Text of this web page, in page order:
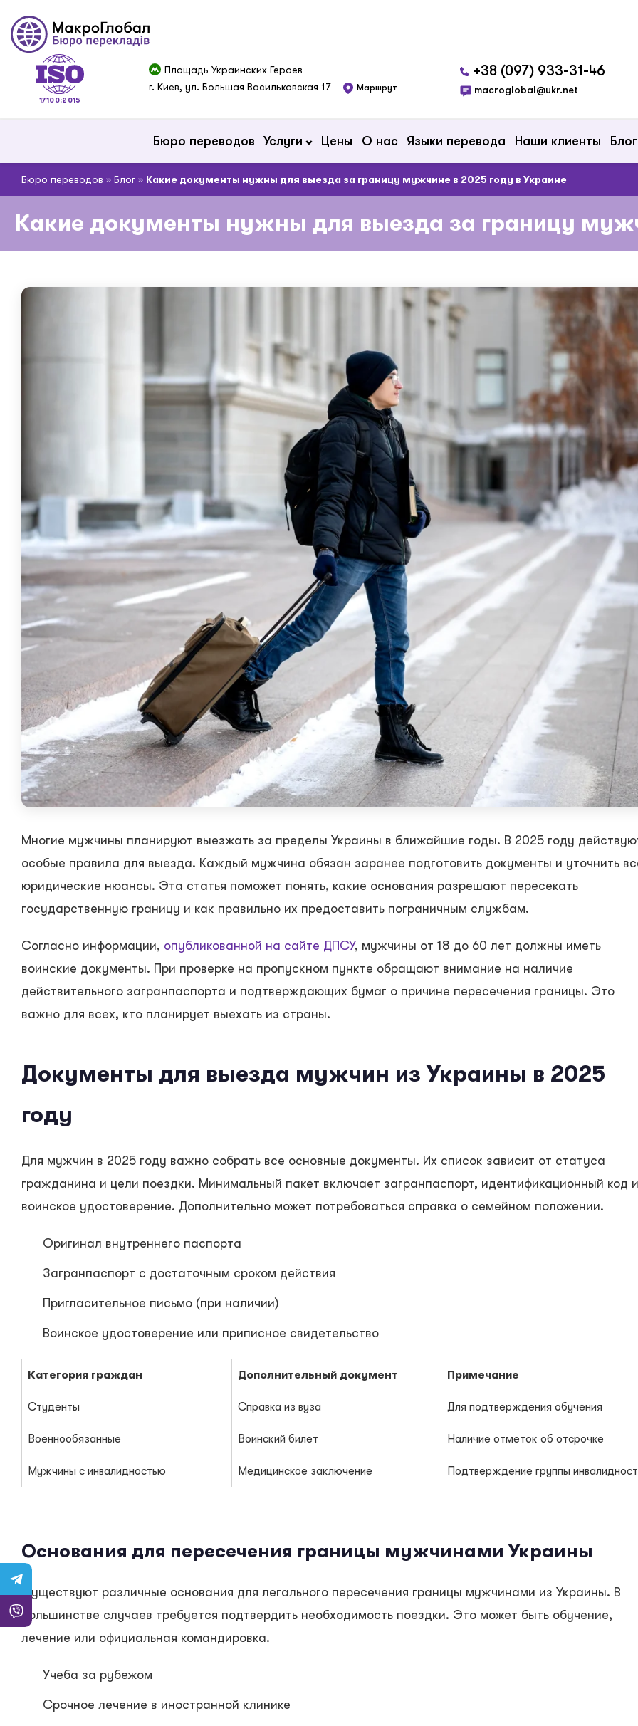
17100:2015
Площадь Украинских Героев
г. Киев, ул. Большая Васильковская 17
Маршрут
+38 (097) 933-31-46
macroglobal@ukr.net
Бюро переводов Услуги Цены О нас Языки перевода Наши клиенты Блог
Бюро переводов » Блог » Какие документы нужны для выезда за границу мужчине в 2025 году в Украине
Какие документы нужны для выезда за границу
Многие мужчины планируют выезжать за пределы Украины в ближайшие годы. В 2025 году
особые правила для выезда. Каждый мужчина обязан заранее подготовить документы и уточнить
юридические нюансы. Эта статья поможет понять, какие основания разрешают пересекать
государственную границу и как правильно их предоставить пограничным службам.
Согласно информации, опубликованной на сайте ДПСУ, мужчины от 18 до 60 лет должны иметь
воинские документы. При проверке на пропускном пункте обращают внимание на наличие
действительного загранпаспорта и подтверждающих бумаг о причине пересечения границы. Это
важно для всех, кто планирует выехать из страны.
Документы для выезда мужчин из Украины в 2025
году
Для мужчин в 2025 году важно собрать все основные документы. Их список зависит от статуса
гражданина и цели поездки. Минимальный пакет включает загранпаспорт, идентификационный код и
воинское удостоверение. Дополнительно может потребоваться справка о семейном положении.
Оригинал внутреннего паспорта
Загранпаспорт с достаточным сроком действия
Пригласительное письмо (при наличии)
Воинское удостоверение или приписное свидетельство
Категория граждан Дополнительный документ Примечание
Студенты Справка из вуза Для подтверждения обучения
Военнообязанные Воинский билет Наличие отметок об отсрочке
Мужчины с инвалидностью Медицинское заключение Подтверждение группы
Основания для пересечения границы мужчинами Украины
Существуют различные основания для легального пересечения границы мужчинами из Украины. В
большинстве случаев требуется подтвердить необходимость поездки. Это может быть обучение,
лечение или официальная командировка.
Учеба за рубежом
Срочное лечение в иностранной клинике